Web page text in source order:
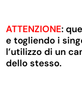
ATTENZIONE:
e togliendo i
l’utilizzo di un
dello stesso.